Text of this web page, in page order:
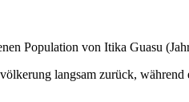
Population von Itika Guasu
langsam zurück,